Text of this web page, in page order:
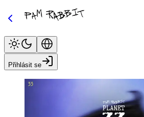
Přihlásit se